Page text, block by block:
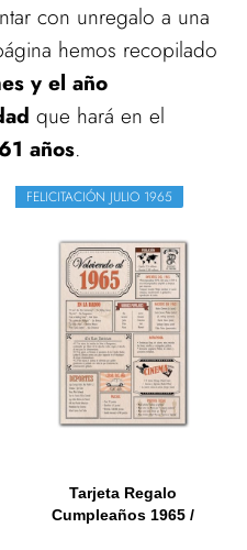
con unregalo a una
hemos recopilado
y el año
que hará en el
61 años.
FELICITACIÓN JULIO 1965
Tarjeta Regalo
Cumpleaños 1965 /